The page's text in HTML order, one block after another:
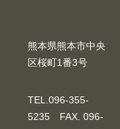
熊本県熊本市中央
区桜町1番3号
TEL.096-355-
5235 FAX. 096-